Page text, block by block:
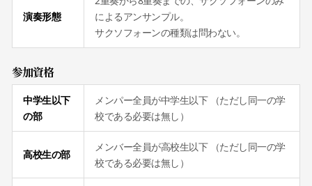
演奏形態
によるアンサンプル。
サクソフォーンの種類は問わない。
参加資格
中学生以下
の部
メンパー全員が中学生以下 （ただし同一の学
校である必要は無し）
高校生の部
メンバー全員が高校生以下 （ただし同一の学
校である必要は無し）